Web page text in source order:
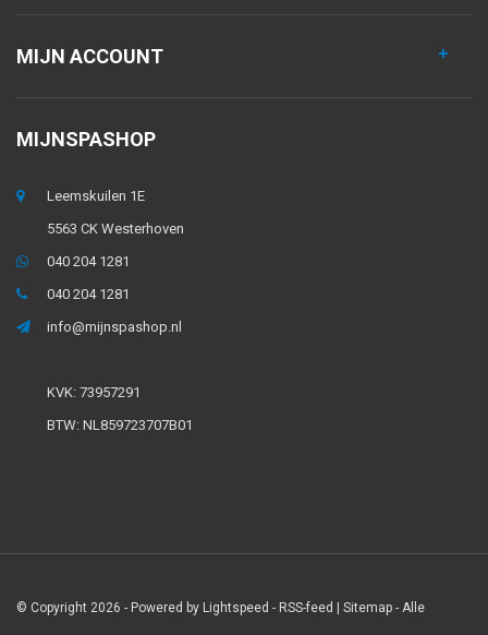
MIJN ACCOUNT
MIJNSPASHOP
Leemskuilen 1E
5563 CK Westerhoven
040 204 1281
040 204 1281
info@mijnspashop.nl
KVK: 73957291
BTW: NL859723707B01
© Copyright 2026 - Powered by Lightspeed - RSS-feed Sitemap - Alle